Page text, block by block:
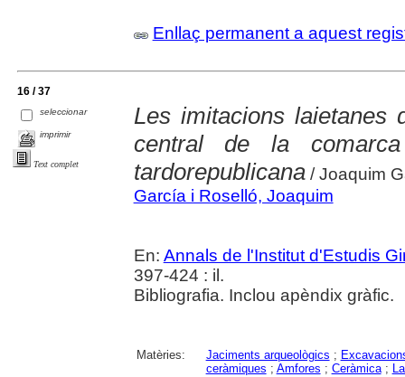
Enllaç permanent a aquest
16 / 37
seleccionar
imprimir
Text complet
Les imitacions laietanes
central de la
tardorepublicana/ Joaquim
García i Roselló, Joaquim
En: Annals de l'Institut d'Estudis
397-424 : il.
Bibliografia. Inclou apèndix gràfic.
Matèries: Jaciments arqueològics ;
ceràmiques ; Amfores ; Ceràmica;